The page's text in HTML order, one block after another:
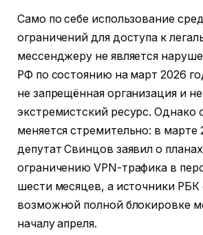
Само по себе использование
ограничений для доступа к
мессенджеру не является
РФ по состоянию на март 2026
не запрещённая организация и не
экстремистский ресурс. Однако
меняется стремительно: в марте
депутат Свинцов заявил о
ограничению VPN-трафика в
шести месяцев, а источники
возможной полной блокировке
началу апреля.